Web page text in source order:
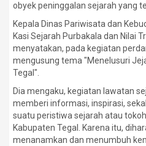
obyek peninggalan sejarah yang
Kepala Dinas Pariwisata dan
Kasi Sejarah Purbakala dan Nilai
menyatakan, pada kegiatan
mengusung tema "Menelusuri
Tegal".
Dia mengaku, kegiatan lawatan
memberi informasi, inspirasi,
suatu peristiwa sejarah atau
Kabupaten Tegal. Karena itu,
menanamkan dan menumbuh